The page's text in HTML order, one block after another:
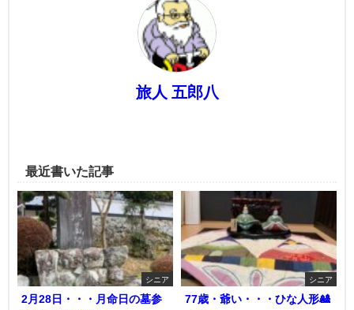
旅人 五郎八
最近書いた記事
シニア
2月28日・・・月命日の墓参
シニア
77歳・爺い・・・ひな人形🎎